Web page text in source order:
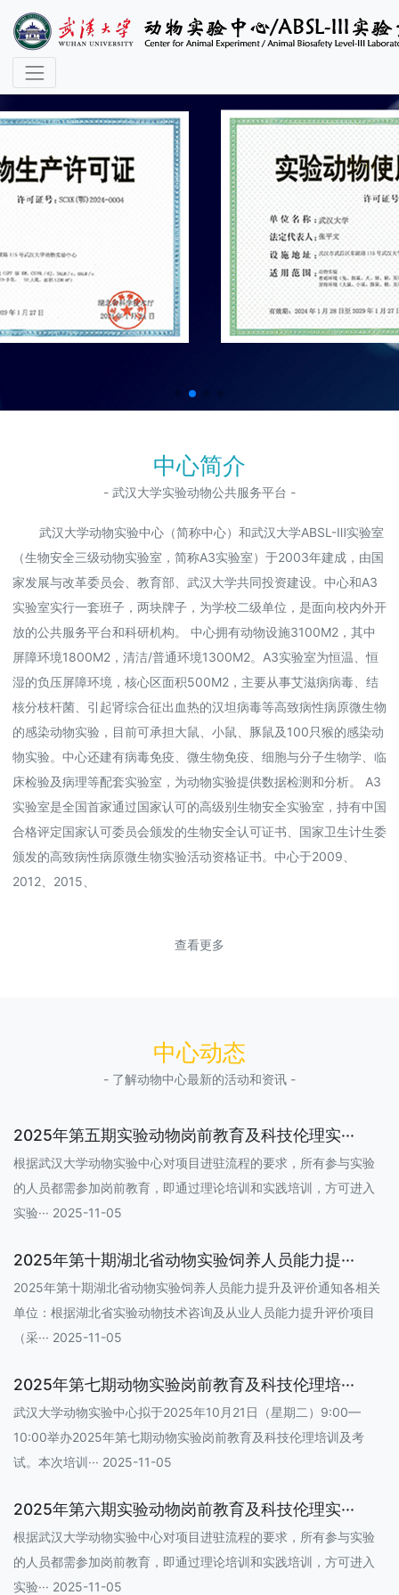
中心简介
- 武汉大学实验动物公共服务平台 -
武汉大学动物实验中心（简称中心）和武汉大学ABSL-Ⅲ实验室
（生物安全三级动物实验室，简称A3实验室）于2003年建成，由国
家发展与改革委员会、教育部、武汉大学共同投资建设。中心和A3
实验室实行一套班子，两块牌子，为学校二级单位，是面向校内外开
放的公共服务平台和科研机构。 中心拥有动物设施3100M2，其中
屏障环境1800M2，清洁/普通环境1300M2。A3实验室为恒温、恒
湿的负压屏障环境，核心区面积500M2，主要从事艾滋病病毒、结
核分枝杆菌、引起肾综合征出血热的汉坦病毒等高致病性病原微生物
的感染动物实验，目前可承担大鼠、小鼠、豚鼠及100只猴的感染动
物实验。中心还建有病毒免疫、微生物免疫、细胞与分子生物学、临
床检验及病理等配套实验室，为动物实验提供数据检测和分析。 A3
实验室是全国首家通过国家认可的高级别生物安全实验室，持有中国
合格评定国家认可委员会颁发的生物安全认可证书、国家卫生计生委
颁发的高致病性病原微生物实验活动资格证书。中心于2009、
2012、2015、
查看更多
中心动态
- 了解动物中心最新的活动和资讯 -
2025年第五期实验动物岗前教育及科技伦理实···
根据武汉大学动物实验中心对项目进驻流程的要求，所有参与实验
的人员都需参加岗前教育，即通过理论培训和实践培训，方可进入
实验··· 2025-11-05
2025年第十期湖北省动物实验饲养人员能力提···
2025年第十期湖北省动物实验饲养人员能力提升及评价通知各相关
单位：根据湖北省实验动物技术咨询及从业人员能力提升评价项目
（采··· 2025-11-05
2025年第七期动物实验岗前教育及科技伦理培···
武汉大学动物实验中心拟于2025年10月21日（星期二）9:00—
10:00举办2025年第七期动物实验岗前教育及科技伦理培训及考
试。本次培训··· 2025-11-05
2025年第六期实验动物岗前教育及科技伦理实···
根据武汉大学动物实验中心对项目进驻流程的要求，所有参与实验
的人员都需参加岗前教育，即通过理论培训和实践培训，方可进入
实验··· 2025-11-05